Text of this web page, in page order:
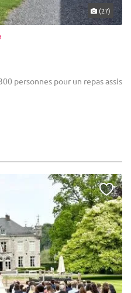
(27)
personnes pour un repas assis